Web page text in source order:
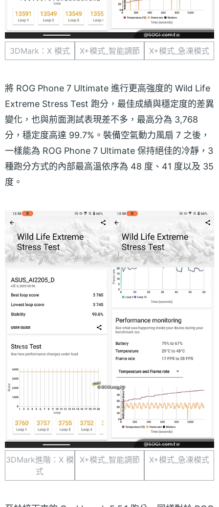
3DMark：X 模式 X+模式_智能調節 X+模式_急凍模式
將 ROG Phone 7 Ultimate 進行更高強度的 Wild Life
Extreme Stress Test 跑分，最佳成績與穩定度的差異
變化，也與前面測試表現差不多，最高分為 3,768
分，穩定度高達 99.7%。裝備空氣動力風扇 7 之後，
一樣能為 ROG Phone 7 Ultimate 保持絕佳的冷靜，3
種跑分方式的內部最高溫依序為 48 度、41 度以及 35
度。
3DMark進階：X 模
式
X+模式_智能調節 X+模式_急凍模式